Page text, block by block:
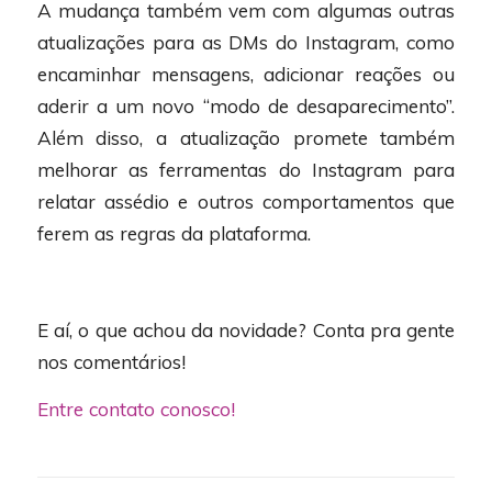
A mudança também vem com algumas outras
atualizações para as DMs do Instagram, como
encaminhar mensagens, adicionar reações ou
aderir a um novo “modo de desaparecimento”.
Além disso, a atualização promete também
melhorar as ferramentas do Instagram para
relatar assédio e outros comportamentos que
ferem as regras da plataforma.
E aí, o que achou da novidade? Conta pra gente
nos comentários!
Entre contato conosco!